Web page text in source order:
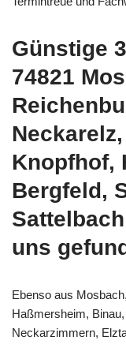
Günstige
74821
Knopfhof,
Bergfeld,
uns
Ebenso aus
Haßmersheim,
Neckarzimmern,